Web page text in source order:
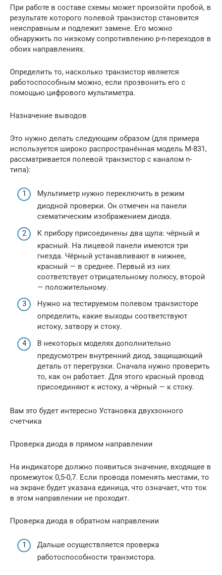
При работе в составе схемы может произойти пробой, в
результате которого полевой транзистор становится
неисправным и подлежит замене. Его можно
обнаружить по низкому сопротивлению p-n-переходов в
обоих направлениях.
Определить то, насколько транзистор является
работоспособным можно, если прозвонить его с
помощью цифрового мультиметра.
Назначение выводов
Это нужно делать следующим образом (для примера
используется широко распространённая модель М-831,
рассматривается полевой транзистор с каналом n-
типа):
Мультиметр нужно переключить в режим
диодной проверки. Он отмечен на панели
схематическим изображением диода.
К прибору присоединены два щупа: чёрный и
красный. На лицевой панели имеются три
гнезда. Чёрный устанавливают в нижнее,
красный — в среднее. Первый из них
соответствует отрицательному полюсу, второй
— положительному.
Нужно на тестируемом полевом транзисторе
определить, какие выходы соответствуют
истоку, затвору и стоку.
В некоторых моделях дополнительно
предусмотрен внутренний диод, защищающий
деталь от перегрузки. Сначала нужно проверить
то, как он работает. Для этого красный провод
присоединяют к истоку, а чёрный — к стоку.
Вам это будет интересно Установка двухзонного
счетчика
Проверка диода в прямом направлении
На индикаторе должно появиться значение, входящее в
промежуток 0,5-0,7. Если провода поменять местами, то
на экране будет указана единица, что означает, что ток
в этом направлении не проходит.
Проверка диода в обратном направлении
Дальше осуществляется проверка
работоспособности транзистора.